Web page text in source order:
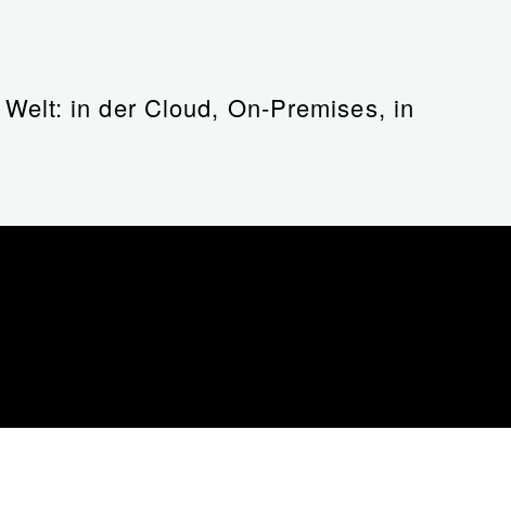
in der Cloud, On-Premises, in